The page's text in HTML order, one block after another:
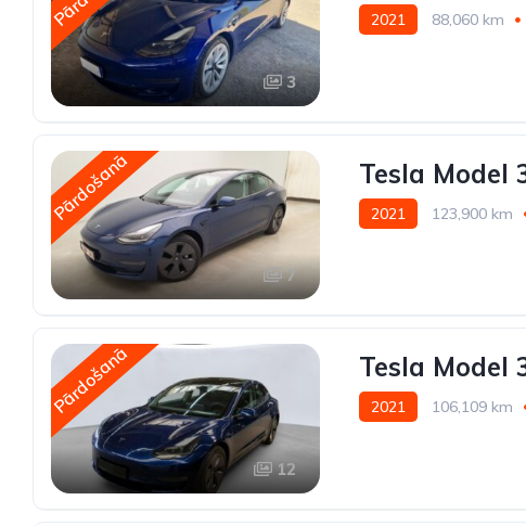
3
2021 88,060 km
Pārdošanā
7
Tesla Model
2021 123,900 km
Pārdošanā
12
Tesla Model
2021 106,109 km